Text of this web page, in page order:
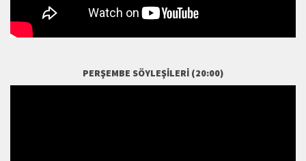
PERŞEMBE SÖYLEŞILERI (20:00)